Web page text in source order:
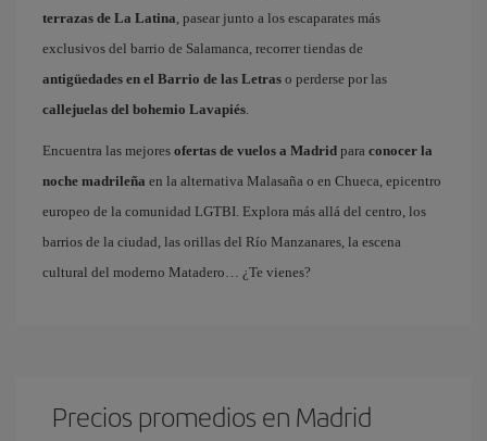
terrazas de La Latina, pasear junto a los escaparates más
exclusivos del barrio de Salamanca, recorrer tiendas de
antigüedades en el Barrio de las Letras o perderse por las
callejuelas del bohemio Lavapiés.
Encuentra las mejores ofertas de vuelos a Madrid para conocer la
noche madrileña en la alternativa Malasaña o en Chueca, epicentro
europeo de la comunidad LGTBI. Explora más allá del centro, los
barrios de la ciudad, las orillas del Río Manzanares, la escena
cultural del moderno Matadero… ¿Te vienes?
Precios promedios en Madrid